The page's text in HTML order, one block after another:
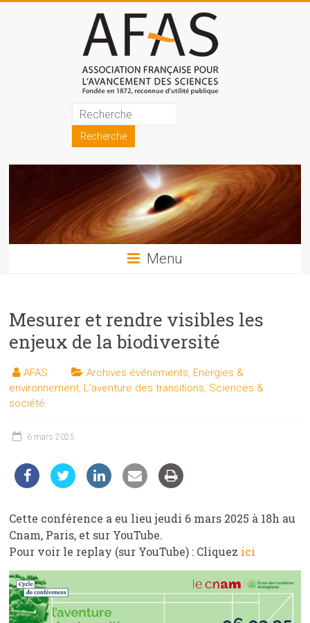
Association
française
pour
l'avancement
des
sciences
les
sciences
et
les
techniques
auprès
public
Menu
Mesurer et rendre visibles les
enjeux de la biodiversité
AFAS Archives événements Energies &
environnement L'aventure des transitions Sciences &
société
6 mars 2025
Cette conférence a eu lieu jeudi 6 mars 2025 à 18h au
Cnam, Paris, et sur YouTube.
Pour voir le replay (sur YouTube) : Cliquez ici